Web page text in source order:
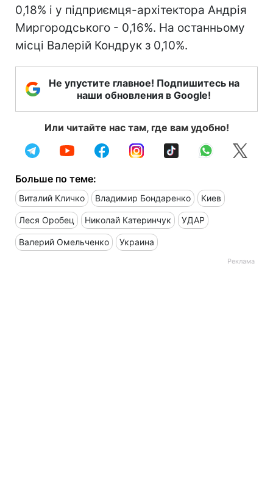
0,18% і у підприємця-архітектора Андрія
Миргородського - 0,16%. На останньому
місці Валерій Кондрук з 0,10%.
Не упустите главное! Подпишитесь на
наши обновления в Google!
Или читайте нас там, где вам удобно!
Больше по теме:
Виталий Кличко Владимир Бондаренко Киев
Леся Оробец Николай Катеринчук УДАР
Валерий Омельченко Украина